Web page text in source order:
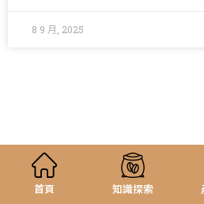
8 9 月, 2025
首頁 知識探索